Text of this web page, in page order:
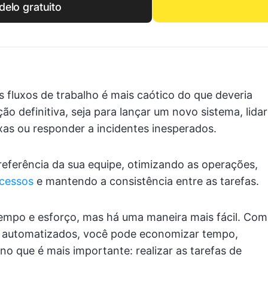
gratuito
fluxos de trabalho é mais caótico do que deveria
definitiva, seja para lançar um novo sistema, lidar
ou responder a incidentes inesperados.
da sua equipe, otimizando as operações,
e mantendo a consistência entre as tarefas.
e esforço, mas há uma maneira mais fácil. Com
você pode economizar tempo,
que é mais importante: realizar as tarefas de